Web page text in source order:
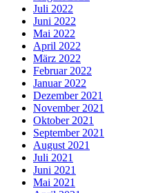
Juli 2022
Juni 2022
Mai 2022
April 2022
März 2022
Februar 2022
Januar 2022
Dezember 2021
November 2021
Oktober 2021
September 2021
August 2021
Juli 2021
Juni 2021
Mai 2021